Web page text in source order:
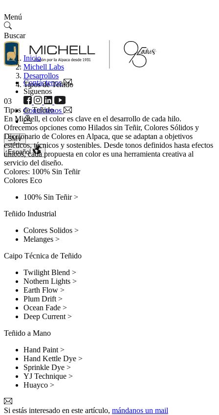
Menú
Buscar
Contáctenos
Síguenos
Contáctenos
SMV
Español
Inicio
Michell Labs
Desarrollos
Tipos de Teñido
03
Tipos de Teñido
En Michell, el color es clave en el desarrollo de cada hilo.
Ofrecemos opciones como Hilados sin Teñir, Colores Sólidos y
Diccionario de Colores en Alpaca, que se adaptan a objetivos
estéticos, técnicos y sostenibles. Desde tonos definidos hasta efectos
únicos, cada propuesta en color es una herramienta creativa al
servicio del diseño.
Colores: 100% Sin Teñir
Colores Eco
100% Sin Teñir>
Teñido Industrial
Colores Solidos >
Melanges >
Caipo Técnica de Teñido
Twilight Blend >
Nothern Lights >
Earth Flow >
Plum Drift >
Ocean Fade >
Deep Current >
Teñido a Mano
Hand Paint >
Hand Kettle Dye >
Sprinkle Dye >
YJ Technique >
Huayco >
Si estás interesado en este artículo, mándanos un mail